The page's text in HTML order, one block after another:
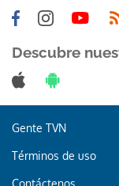
Descubre
Gente TVN
Términos de uso
Contáctenos